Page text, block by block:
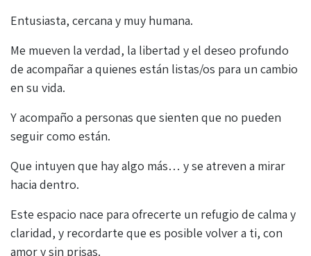
Entusiasta, cercana y muy humana.
Me mueven la verdad, la libertad y el deseo profundo
de acompañar a quienes están listas/os para un cambio
en su vida.
Y acompaño a personas que sienten que no pueden
seguir como están.
Que intuyen que hay algo más… y se atreven a mirar
hacia dentro.
Este espacio nace para ofrecerte un refugio de calma y
claridad, y recordarte que es posible volver a ti, con
amor y sin prisas.